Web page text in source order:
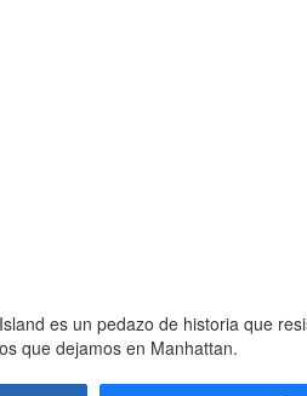
es un pedazo de historia que
que dejamos en Manhattan.